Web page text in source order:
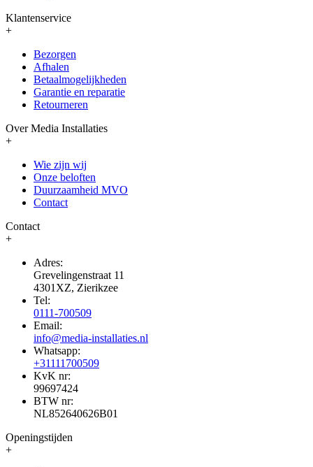
Klantenservice
+
Bezorgen
Afhalen
Betaalmogelijkheden
Garantie en reparatie
Retourneren
Over Media Installaties
+
Wie zijn wij
Onze beloften
Duurzaamheid MVO
Contact
Contact
+
Adres:
Grevelingenstraat 11
4301XZ, Zierikzee
Tel:
0111-700509
Email:
info@media-installaties.nl
Whatsapp:
+31111700509
KvK nr:
99697424
BTW nr:
NL852640626B01
Openingstijden
+